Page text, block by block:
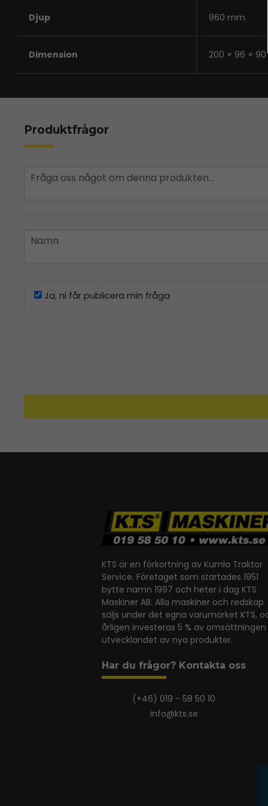
Djup 960 mm
Dimension 200 × 96 ×
Produktfrågor
question
Fråga oss något om denna produkten...
name
Namn
Ja, ni får publicera min fråga
KTS är en förkortning av Kumla Traktor
Service. Företaget som startades 1951
bytte namn 1997 och heter i dag KTS
Maskiner AB. Alla maskiner och redskap
säljs under det egna varumärket KTS,
årligen investeras 5 % av omsättningen
utvecklandet av nya produkter.
Har du frågor? Kontakta oss
(+46) 019 - 58 50 10
info@kts.se